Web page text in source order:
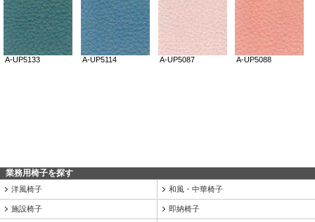
業務用椅子を探す
洋風椅子 和風・中華椅子
施設椅子 即納椅子